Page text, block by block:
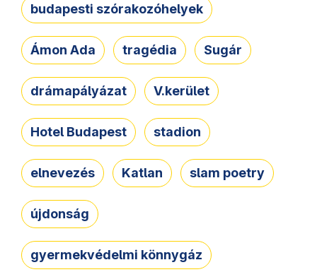
budapesti szórakozóhelyek
Ámon Ada tragédia Sugár
drámapályázat V.kerület
Hotel Budapest stadion
elnevezés Katlan slam poetry
újdonság
gyermekvédelmi könnygáz